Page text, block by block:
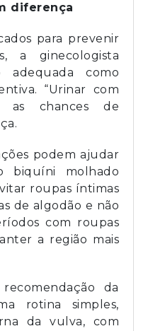
diferença
para prevenir
a ginecologista
adequada como
“Urinar com
as chances de
podem ajudar
biquíni molhado
roupas íntimas
de algodão e não
com roupas
a região mais
da
rotina simples,
da vulva, com